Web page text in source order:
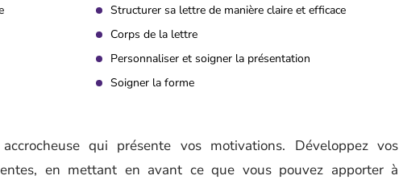
Structurer sa lettre de manière claire et efficace
Corps de la lettre
Personnaliser et soigner la présentation
Soigner la forme
qui présente vos motivations. Développez vos
en mettant en avant ce que vous pouvez apporter à